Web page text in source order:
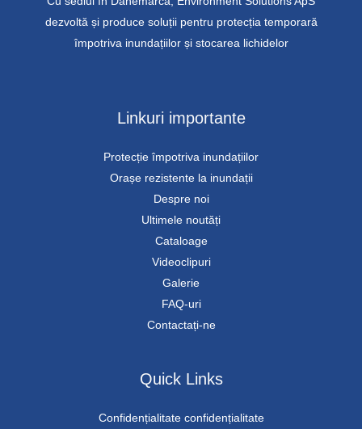
dezvoltă și produce soluții pentru protecția temporară
împotriva inundațiilor și stocarea lichidelor
Linkuri importante
Protecție împotriva inundațiilor
Orașe rezistente la inundații
Despre noi
Ultimele noutăți
Cataloage
Videoclipuri
Galerie
FAQ-uri
Contactați-ne
Quick Links
Confidențialitate confidențialitate